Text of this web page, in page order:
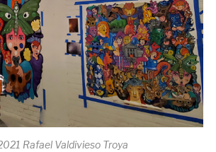
Rafael Valdivieso Troya